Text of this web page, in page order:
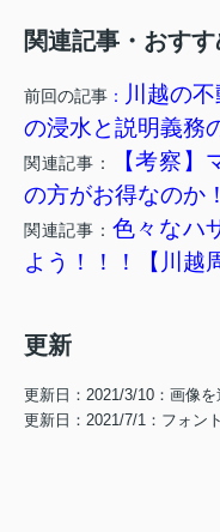
関連記事・おす
前回の記事 ： 川越の
の浸水と説明義務
関連記事：
【考察
の方がお得なのか
関連記事： 色々なハ
よう！！！【川越
更新
更新日：2021/3/10：画像を
更新日：2021/7/1：フォン